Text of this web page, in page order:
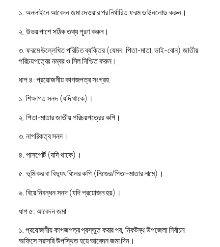
১. অনলাইনে আবেদন জমা দেওয়ার পর নির্ধারিত ফরম ডাউনলোড করুন।
২. উভয় পাশে সঠিক তথ্য পূরণ করুন।
৩. ফরমে উল্লেখিত পরিচিত ব্যক্তির (যেমন: পিতা-মাতা, ভাই-বোন) জাতীয়
পরিচয়পত্রের নম্বর ও সিল নিশ্চিত করুন।
ধাপ ৪: প্রয়োজনীয় কাগজপত্র সংগ্রহ
১. শিক্ষাগত সনদ (যদি থাকে)।
২. পিতা-মাতার জাতীয় পরিচয়পত্রের কপি।
৩. নাগরিকত্ব সনদ।
৪. পাসপোর্ট (যদি থাকে)।
৫. ভূমি কর বা বিদ্যুৎ বিলের কপি (নিজের/পিতা-মাতার নামে)।
৬. বিয়ে নিবন্ধন সনদ (যদি প্রয়োজন হয়)।
ধাপ ৫: আবেদন জমা
১. প্রয়োজনীয় কাগজপত্র প্রস্তুত করার পর, নিকটস্থ উপজেলা নির্বাচন
অফিসে সরাসরি উপস্থিত হয়ে আবেদন জমা দিন।